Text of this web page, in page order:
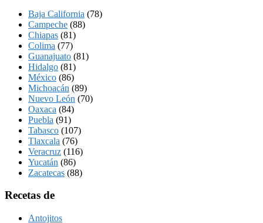
Baja California (78)
Campeche (88)
Chiapas (81)
Colima (77)
Guanajuato (81)
Hidalgo (81)
México (86)
Michoacán (89)
Nuevo León (70)
Oaxaca (84)
Puebla (91)
Tabasco (107)
Tlaxcala (76)
Veracruz (116)
Yucatán (86)
Zacatecas (88)
Recetas de
Antojitos